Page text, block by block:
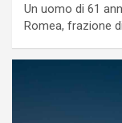
Un uomo di 61
Romea, frazione